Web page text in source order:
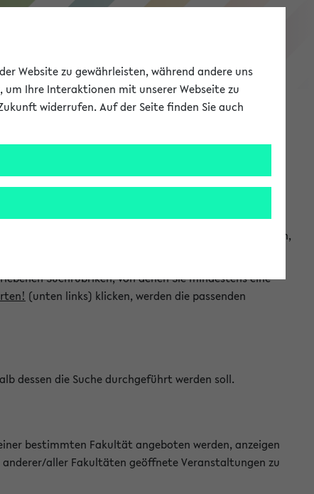
eKVV
und so gezielt die Veranstaltungen heraussuchen,
Suchrubriken, von denen Sie mindestens eine
(unten links) klicken, werden die passenden
dessen die Suche durchgeführt werden soll.
bestimmten Fakultät angeboten werden, anzeigen
aller Fakultäten geöffnete Veranstaltungen zu
Website zu gewährleisten, während andere uns
um Ihre Interaktionen mit unserer Webseite zu
widerrufen. Auf der Seite finden Sie auch